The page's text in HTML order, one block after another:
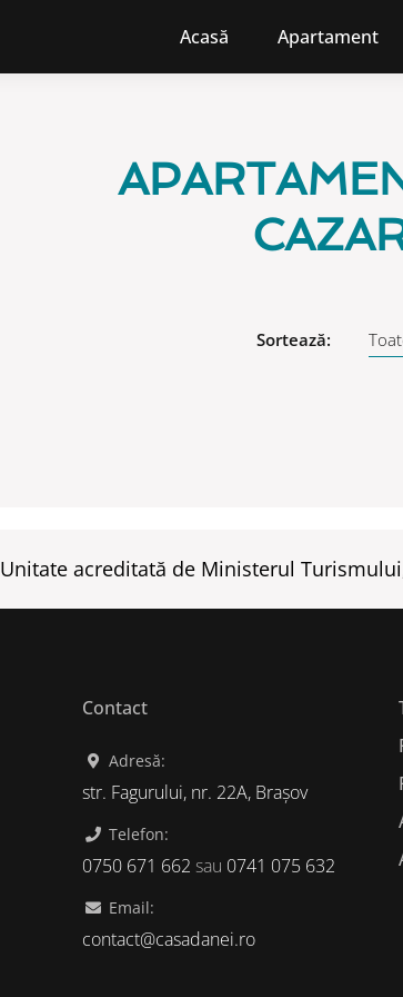
Acasă Apartament
Sortează:
Unitate acreditată de Ministerul
Contact
Adresă:
str. Fagurului, nr. 22A, Brașov
Telefon:
0750 671 662 sau 0741 075 632
Email:
contact@casadanei.ro